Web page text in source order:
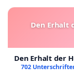
Den Erhalt
Den Erhalt der
702